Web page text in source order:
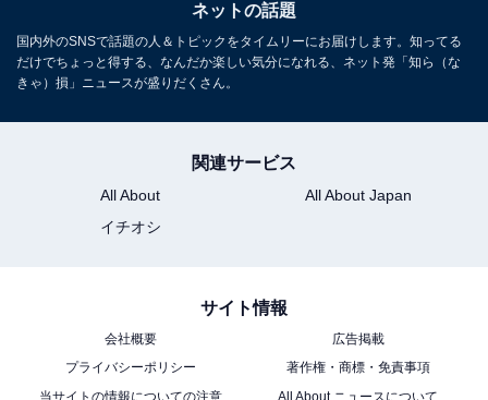
ネットの話題
国内外のSNSで話題の人＆トピックをタイムリーにお届けします。知ってる
だけでちょっと得する、なんだか楽しい気分になれる、ネット発「知ら（な
きゃ）損」ニュースが盛りだくさん。
関連サービス
All About
All About Japan
イチオシ
サイト情報
会社概要
広告掲載
プライバシーポリシー
著作権・商標・免責事項
当サイトの情報についての注意
All About ニュースについて